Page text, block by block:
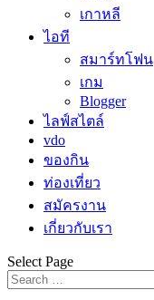
เกาหลี
ไอที
สมาร์ทโฟน
เกม
Blogger
ไลฟ์สไตล์
vdo
ของกิน
ท่องเที่ยว
สมัครงาน
เกี่ยวกับเรา
Select Page